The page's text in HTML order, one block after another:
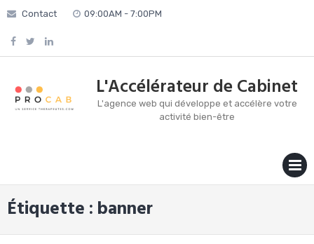
Skip
content
Contact 09:00AM - 7:00PM
L'Accélérateur de Cabinet
L'agence web qui développe et accélère votre
activité bien-être
Étiquette : banner